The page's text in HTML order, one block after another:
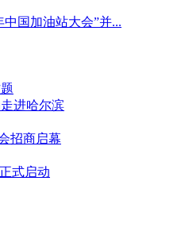
国加油站大会”并...
进哈尔滨
招商启幕
式启动